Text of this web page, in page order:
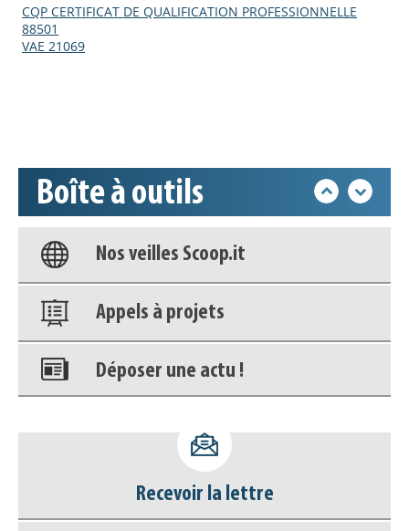
CQP CERTIFICAT DE QUALIFICATION PROFESSIONNELLE
88501
VAE 21069
Boîte à outils
Appels à projets
Base documentaire
Nos veilles Scoop.it
Appels à projets
Déposer une actu !
déconnecter)
Base documentaire
Recevoir la lettre